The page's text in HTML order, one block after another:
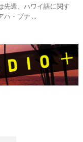
先週、ハワイ語に関す
ハ・プナ ...